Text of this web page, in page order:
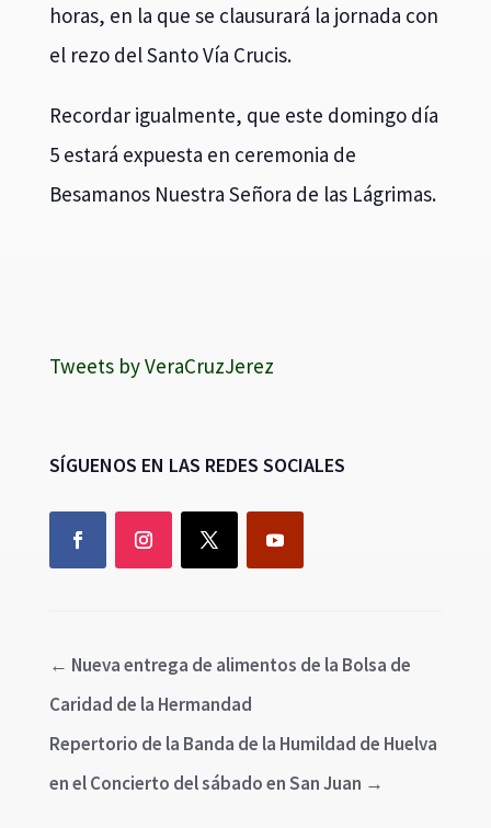
horas, en la que se clausurará la jornada con
el rezo del Santo Vía Crucis.
Recordar igualmente, que este domingo día
5 estará expuesta en ceremonia de
Besamanos Nuestra Señora de las Lágrimas.
Tweets by VeraCruzJerez
SÍGUENOS EN LAS REDES SOCIALES
← Nueva entrega de alimentos de la Bolsa de
Caridad de la Hermandad
Repertorio de la Banda de la Humildad de Huelva
en el Concierto del sábado en San Juan →